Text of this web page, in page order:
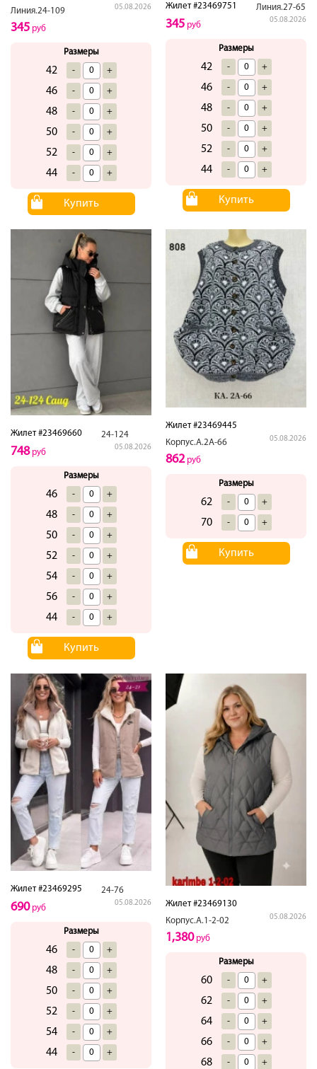
Линия.24-109
05.08.2026
345 руб
Размеры
42 - +
46 - +
48 - +
50 - +
52 - +
44 - +
Купить
Жилет #23469751 Линия.27-65
05.08.2026
345 руб
Размеры
42 - +
46 - +
48 - +
50 - +
52 - +
44 - +
Купить
Жилет #23469660 24-124
05.08.2026
748руб
Размеры
46 - +
48 - +
50 - +
52 - +
54 - +
56 - +
44 - +
Купить
Жилет #23469445
Корпус.А.2А-66
05.08.2026
862руб
Размеры
62 - +
70 - +
Купить
Жилет #23469295 24-76
05.08.2026
690руб
Размеры
46 - +
48 - +
50 - +
52 - +
54 - +
44 - +
Жилет #23469130
Корпус.А.1-2-02
05.08.2026
1,380руб
Размеры
60 - +
62 - +
64 - +
66 - +
68 - +